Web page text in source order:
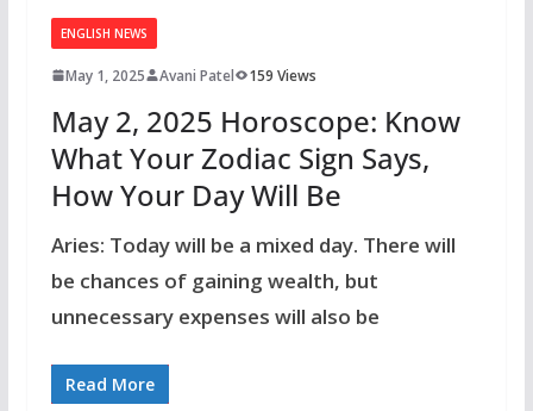
ENGLISH NEWS
May 1, 2025 Avani Patel 159 Views
May 2, 2025 Horoscope: Know
What Your Zodiac Sign Says,
How Your Day Will Be
Aries: Today will be a mixed day. There will
be chances of gaining wealth, but
unnecessary expenses will also be
Read More